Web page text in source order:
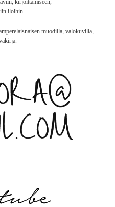
kirjoittamiseen,
iloihin.
muodilla, valokuvilla,